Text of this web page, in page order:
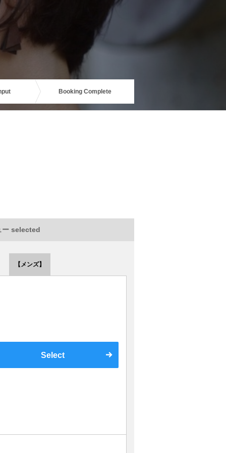
Booking Complete
ー selected
【メンズ】
Select